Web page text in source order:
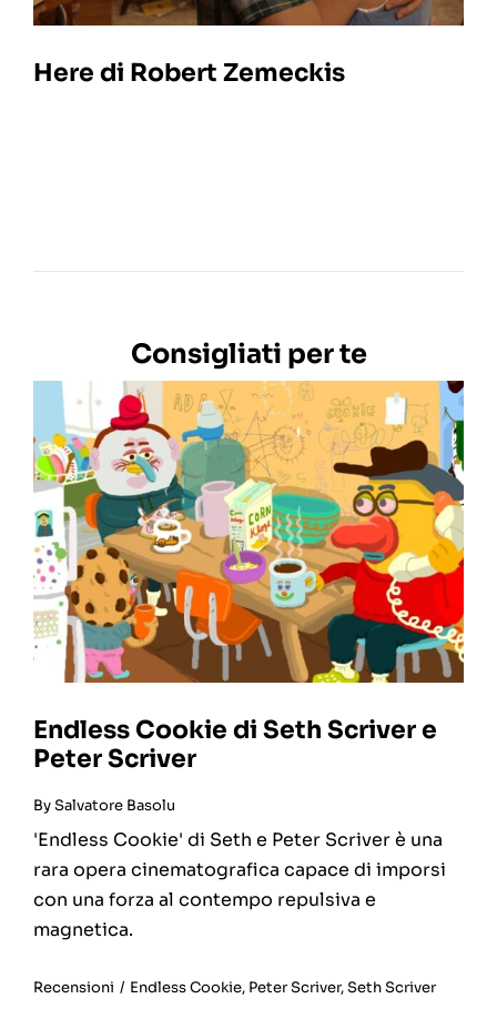
Here di Robert Zemeckis
Consigliati per te
Endless Cookie di Seth Scriver e
Peter Scriver
BySalvatore Basolu
'Endless Cookie' di Seth e Peter Scriver è una
rara opera cinematografica capace di imporsi
con una forza al contempo repulsiva e
magnetica.
Recensioni / Endless Cookie, Peter Scriver,Seth Scriver